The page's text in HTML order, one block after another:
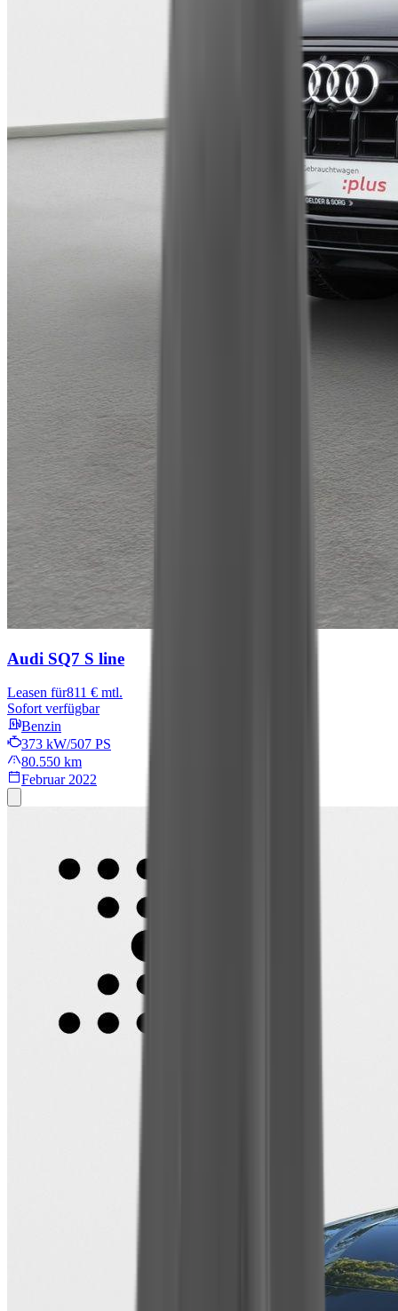
Audi SQ7 S line
Leasen für811 € mtl.
Sofort verfügbar
Benzin
373 kW/507 PS
80.550 km
Februar 2022